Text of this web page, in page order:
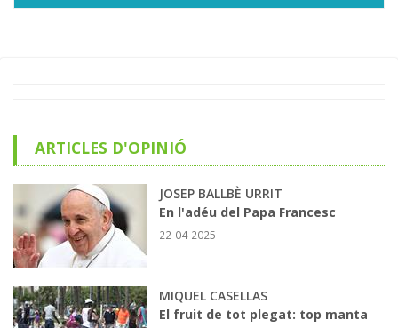
ARTICLES D'OPINIÓ
JOSEP BALLBÈ URRIT
En l'adéu del Papa Francesc
22-04-2025
MIQUEL CASELLAS
El fruit de tot plegat: top manta